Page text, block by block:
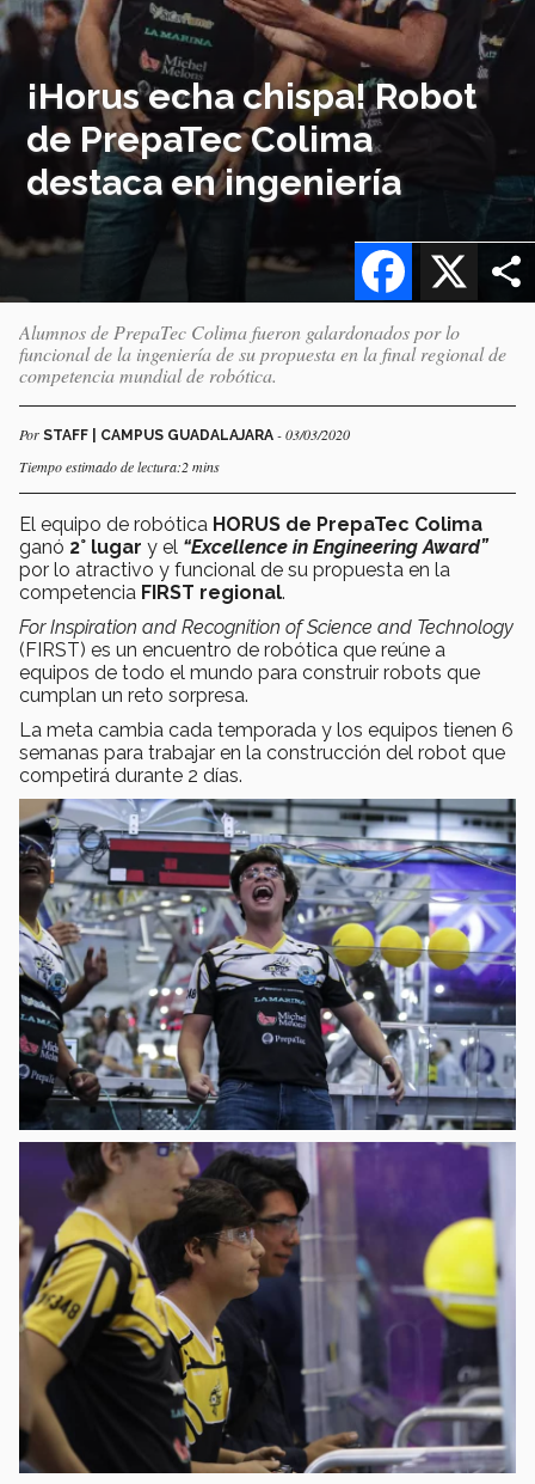
¡Horus echa chispa! Robot
de PrepaTec Colima
destaca en ingeniería
X
Facebook
Alumnos de PrepaTec Colima fueron galardonados por lo
funcional de la ingeniería de su propuesta en la final regional de
competencia mundial de robótica.
Por STAFF | CAMPUS GUADALAJARA - 03/03/2020
Tiempo estimado de lectura:2 mins
El equipo de robótica HORUS de PrepaTec Colima
ganó 2° lugar y el “Excellence in Engineering Award”
por lo atractivo y funcional de su propuesta en la
competencia FIRST regional.
For Inspiration and Recognition of Science and Technology
(FIRST) es un encuentro de robótica que reúne a
equipos de todo el mundo para construir robots que
cumplan un reto sorpresa.
La meta cambia cada temporada y los equipos tienen 6
semanas para trabajar en la construcción del robot que
competirá durante 2 días.